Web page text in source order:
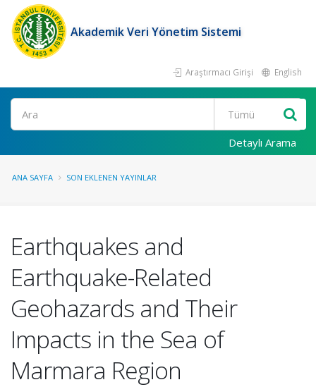
Akademik Veri Yönetim Sistemi
Araştırmacı Girişi English
Ara
Detaylı Arama
ANA SAYFA SON EKLENEN YAYINLAR
Earthquakes and
Earthquake-Related
Geohazards and Their
Impacts in the Sea of
Marmara Region